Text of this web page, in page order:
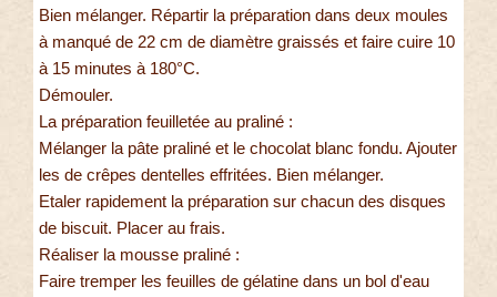
Bien mélanger. Répartir la préparation dans deux moules
à manqué de 22 cm de diamètre graissés et faire cuire 10
à 15 minutes à 180°C.
Démouler.
La préparation feuilletée au praliné :
Mélanger la pâte praliné et le chocolat blanc fondu. Ajouter
les de crêpes dentelles effritées. Bien mélanger.
Etaler rapidement la préparation sur chacun des disques
de biscuit. Placer au frais.
Réaliser la mousse praliné :
Faire tremper les feuilles de gélatine dans un bol d'eau